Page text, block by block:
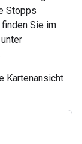
Stopps
Sie im
unter
.
Kartenansicht